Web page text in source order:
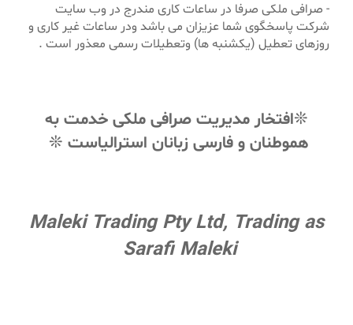
- صرافی ملکی صرفا در ساعات کاری مندرج در وب سایت
شرکت پاسخگوی شما عزیزان می باشد ودر ساعات غیر کاری و
روزهای تعطیل (یکشنبه ها) وتعطیلات رسمی معذور است .
❊افتخار مدیریت صرافی ملکی خدمت به
هموطنان و فارسی زبانان استرالیاست ❊
Maleki Trading Pty Ltd, Trading as
Sarafi Maleki